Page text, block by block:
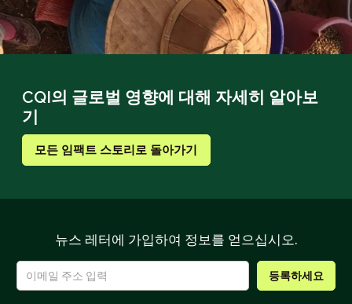
CQI의 글로벌 영향에 대해 자세히 알아보
기
모든 임팩트 스토리로 돌아가기
뉴스 레터에 가입하여 정보를 얻으십시오.